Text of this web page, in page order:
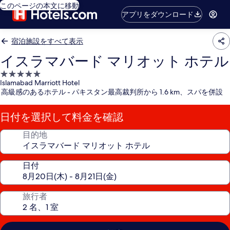
このページの本文に移動
アプリをダウンロード
宿泊施設をすべて表示
イスラマバード マリオット ホテル
5.0
つ
星
宿
泊
施
Islamabad Marriott Hotel
高級感のあるホテル - パキスタン最高裁判所から 1.6 km、スパを併設
日付を選択して料金を確認
目的地
日付
旅行者